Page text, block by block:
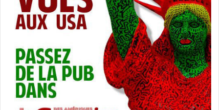
Coralpalooza 2022
C’est présenté par la Fondation pour la restoration du
corail, dans le cadre de la Journée mondiale des océans ;